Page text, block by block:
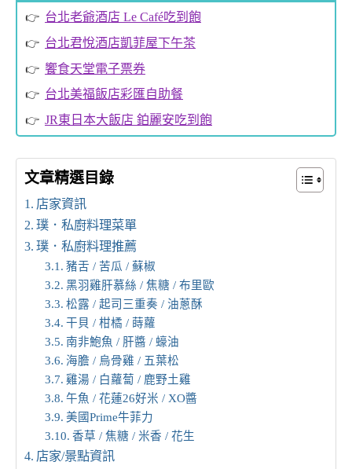
台北老爺酒店 Le Café吃到飽
台北君悅酒店凱菲屋下午茶
饗食天堂電子票券
台北美福飯店彩匯自助餐
JR東日本大飯店 鉑麗安吃到飽
文章精選目錄
店家資訊
璞．私廚料理菜單
璞．私廚料理推薦
豬舌 / 苦瓜 / 蘇椒
黑羽雞肝慕絲 / 焦糖 / 布里歐
松露 / 起司三重奏 / 油蔥酥
干貝 / 柑橘 / 蒔蘿
南非鮑魚 / 肝醬 / 蠔油
海膽 / 烏骨雞 / 五葉松
雞湯 / 白蘿蔔 / 鹿野土雞
午魚 / 花蓮26好米 / XO醬
美國Prime牛菲力
香草 / 焦糖 / 米香 / 花生
店家/景點資訊